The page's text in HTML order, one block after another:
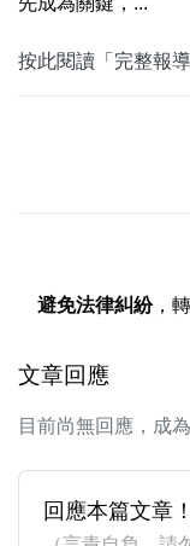
按此閱讀「完整報導
避免法律糾紛，
文章回應
目前尚無回應，成
回應本篇文章！